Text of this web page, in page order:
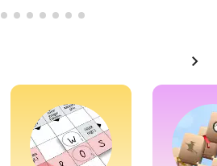
chevron_right